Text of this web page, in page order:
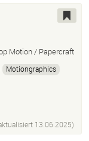
Motion / Papercraft
Motiongraphics
13.06.2025)